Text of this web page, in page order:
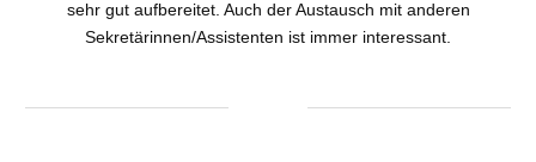
sehr gut aufbereitet. Auch der Austausch mit anderen
Sekretärinnen/Assistenten ist immer interessant.